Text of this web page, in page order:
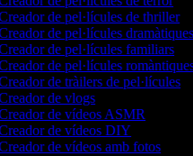
de pel·lícules de thriller
de pel·lícules dramàtiques
de pel·lícules familiars
de pel·lícules romàntiques
de tràilers de pel·lícules
de vlogs
de vídeos ASMR
de vídeos DIY
de vídeos amb fotos